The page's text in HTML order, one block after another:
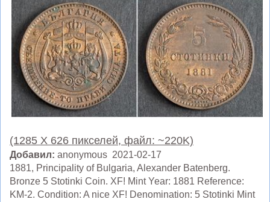
(1285 X 626 пикселей, файл: ~220K)
Добавил: anonymous 2021-02-17
1881, Principality of Bulgaria, Alexander Batenberg.
Bronze 5 Stotinki Coin. XF! Mint Year: 1881 Reference:
KM-2. Condition: A nice XF! Denomination: 5 Stotinki Mint